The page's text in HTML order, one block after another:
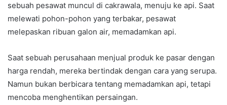
sebuah pesawat muncul di cakrawala, menuju ke api. Saat
melewati pohon-pohon yang terbakar, pesawat
melepaskan ribuan galon air, memadamkan api.
Saat sebuah perusahaan menjual produk ke pasar dengan
harga rendah, mereka bertindak dengan cara yang serupa.
Namun bukan berbicara tentang memadamkan api, tetapi
mencoba menghentikan persaingan.